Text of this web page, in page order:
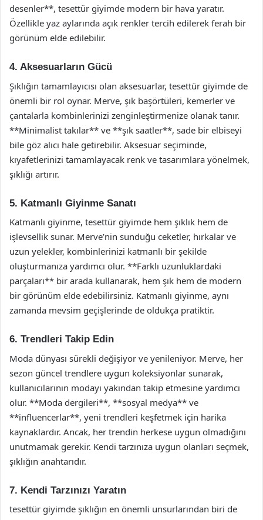
desenler**, tesettür giyimde modern bir hava yaratır.
Özellikle yaz aylarında açık renkler tercih edilerek ferah bir
görünüm elde edilebilir.
4. Aksesuarların Gücü
Şıklığın tamamlayıcısı olan aksesuarlar, tesettür giyimde de
önemli bir rol oynar. Merve, şık başörtüleri, kemerler ve
çantalarla kombinlerinizi zenginleştirmenize olanak tanır.
**Minimalist takılar** ve **şık saatler**, sade bir elbiseyi
bile göz alıcı hale getirebilir. Aksesuar seçiminde,
kıyafetlerinizi tamamlayacak renk ve tasarımlara yönelmek,
şıklığı artırır.
5. Katmanlı Giyinme Sanatı
Katmanlı giyinme, tesettür giyimde hem şıklık hem de
işlevsellik sunar. Merve’nin sunduğu ceketler, hırkalar ve
uzun yelekler, kombinlerinizi katmanlı bir şekilde
oluşturmanıza yardımcı olur. **Farklı uzunluklardaki
parçaları** bir arada kullanarak, hem şık hem de modern
bir görünüm elde edebilirsiniz. Katmanlı giyinme, aynı
zamanda mevsim geçişlerinde de oldukça pratiktir.
6. Trendleri Takip Edin
Moda dünyası sürekli değişiyor ve yenileniyor. Merve, her
sezon güncel trendlere uygun koleksiyonlar sunarak,
kullanıcılarının modayı yakından takip etmesine yardımcı
olur. **Moda dergileri**, **sosyal medya** ve
**influencerlar**, yeni trendleri keşfetmek için harika
kaynaklardır. Ancak, her trendin herkese uygun olmadığını
unutmamak gerekir. Kendi tarzınıza uygun olanları seçmek,
şıklığın anahtarıdır.
7. Kendi Tarzınızı Yaratın
tesettür giyimde şıklığın en önemli unsurlarından biri de